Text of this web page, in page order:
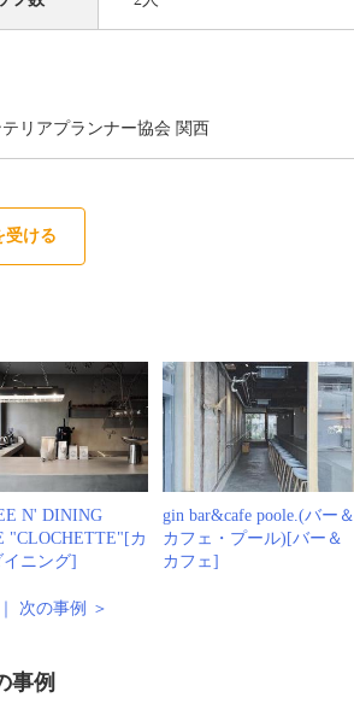
リアプランナー協会 関西
受ける
N' DINING
"CLOCHETTE"[カ
イニング]
gin bar&cafe poole.(バー＆
カフェ・プール)[バー＆
カフェ]
次の事例 ＞
事例